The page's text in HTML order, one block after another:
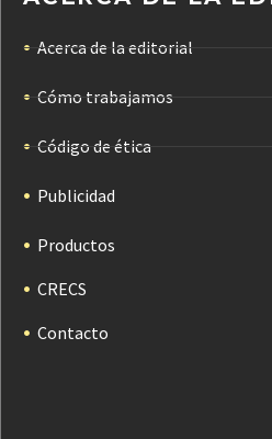
Acerca de la editorial
Cómo trabajamos
Código de ética
Publicidad
Productos
CRECS
Contacto